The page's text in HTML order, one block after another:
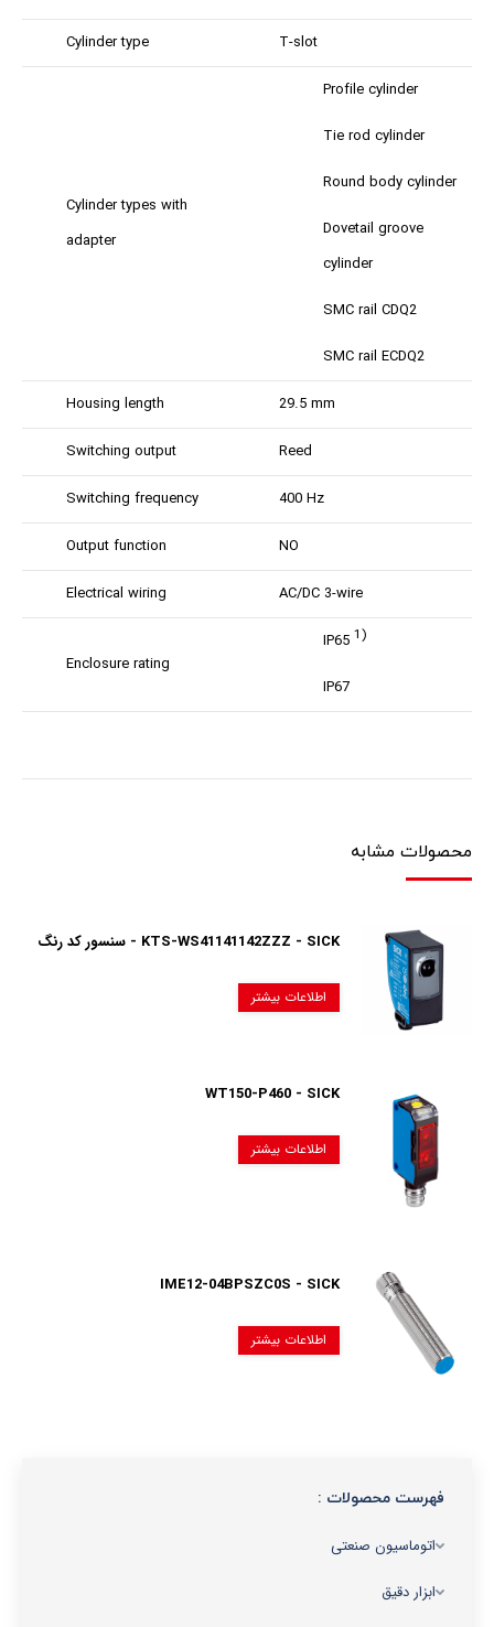
Cylinder type T-slot
Cylinder types with
adapter
Profile cylinder
Tie rod cylinder
Round body cylinder
Dovetail groove
cylinder
SMC rail CDQ2
SMC rail ECDQ2
Housing length 29.5 mm
Switching output Reed
Switching frequency 400 Hz
Output function NO
Electrical wiring AC/DC 3-wire
Enclosure rating
IP65 1)
IP67
محصولات مشابه
KTS-WS41141142ZZZ - SICK - سنسور کد رنگ
اطلاعات بیشتر
WT150-P460 - SICK
اطلاعات بیشتر
IME12-04BPSZC0S - SICK
اطلاعات بیشتر
فهرست محصولات :
اتوماسیون صنعتی
ابزار دقیق